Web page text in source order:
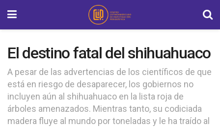
El destino fatal del shihuahuaco
A pesar de las advertencias de los científicos de que
está en riesgo de desaparecer, los gobiernos no
incluyen aún al shihuahuaco en la lista roja de
árboles amenazados. Mientras tanto, su codiciada
madera fluye al mundo por toneladas y le ha traído al